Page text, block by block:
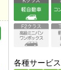
各種サービス